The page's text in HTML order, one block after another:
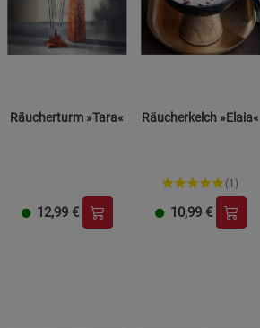
Räucherturm »Tara«
12,99 €
Räucherkelch »Elaia«
(1)
10,99 €